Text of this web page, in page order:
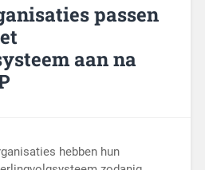
passen
aan na
hebben hun